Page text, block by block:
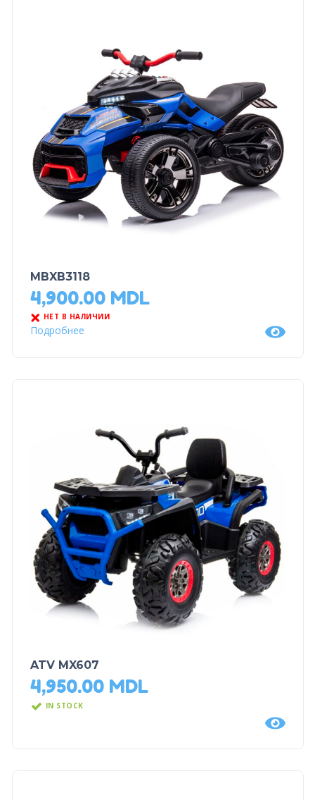
MBXB3118
4,900.00 MDL
НЕТ В НАЛИЧИИ
Подробнее
ATV MX607
4,950.00 MDL
IN STOCK